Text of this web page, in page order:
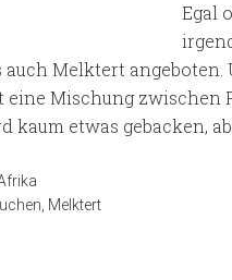
Egal
Melktert angeboten.
Mischung zwischen
kaum etwas gebacken,
Melktert